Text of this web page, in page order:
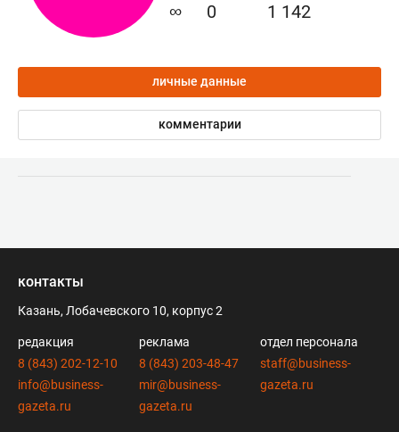
∞ 0 1 142
личные данные
комментарии
контакты
Казань, Лобачевского 10, корпус 2
редакция
8 (843) 202-12-10
info@business-
gazeta.ru
реклама
8 (843) 203-48-47
mir@business-
gazeta.ru
отдел персонала
staff@business-
gazeta.ru